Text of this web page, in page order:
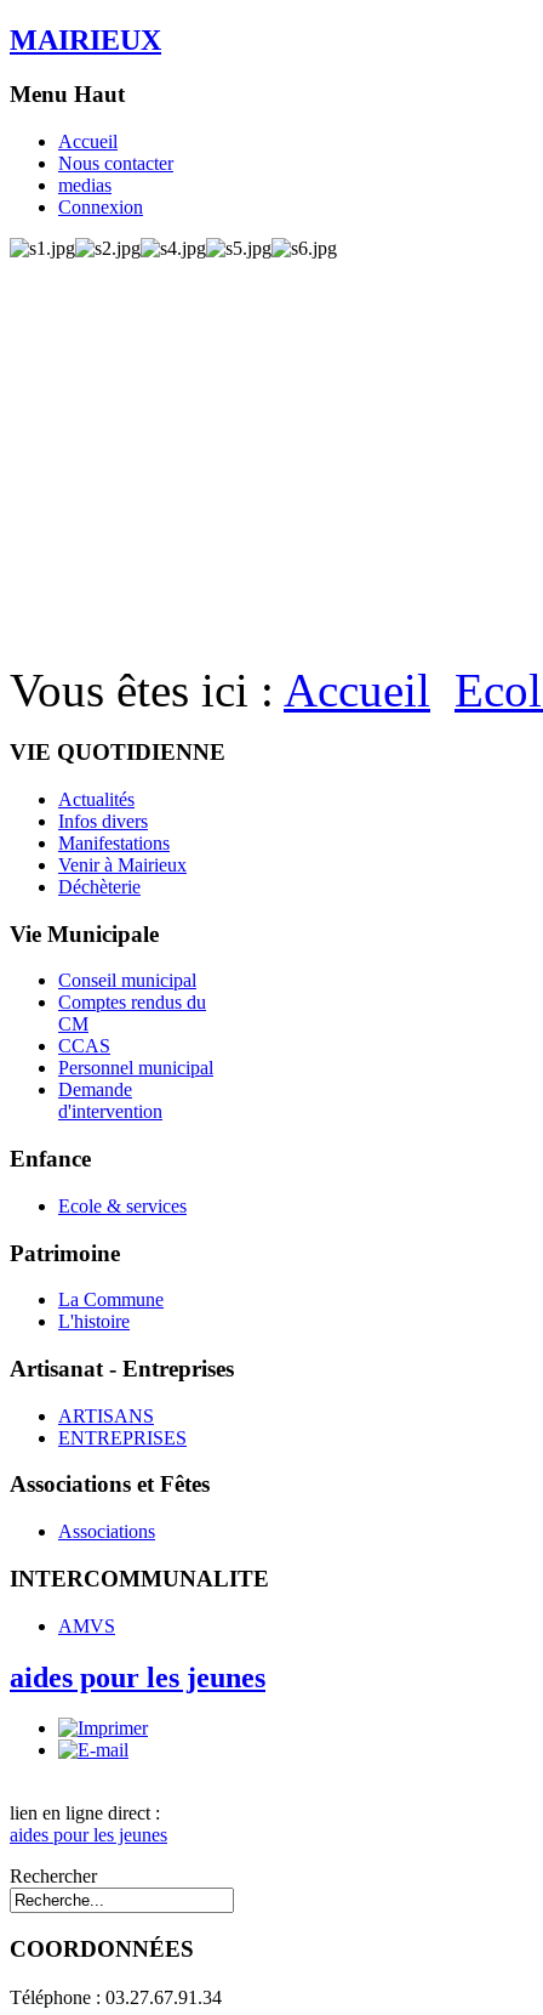
MAIRIEUX
Menu Haut
Accueil
Nous contacter
medias
Connexion
Vous êtes ici : Accueil
VIE QUOTIDIENNE
Actualités
Infos divers
Manifestations
Venir à Mairieux
Déchèterie
Vie Municipale
Conseil municipal
Comptes rendus du
CM
CCAS
Personnel municipal
Demande
d'intervention
Enfance
Ecole & services
Patrimoine
La Commune
L'histoire
Artisanat - Entreprises
ARTISANS
ENTREPRISES
Associations et Fêtes
Associations
INTERCOMMUNALITE
AMVS
aides pour les jeunes
lien en ligne direct :
aides pour les jeunes
Rechercher
COORDONNÉES
Téléphone : 03.27.67.91.34